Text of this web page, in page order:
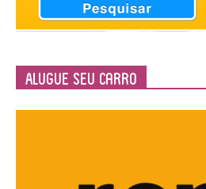
Alugue seu Carro